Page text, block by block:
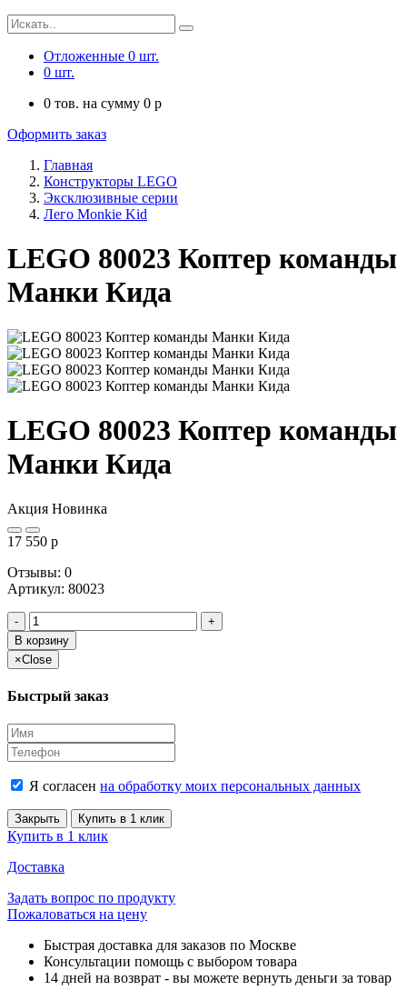
Отложенные 0 шт.
0 шт.
0 тов. на сумму 0 p
Оформить заказ
Главная
Конструкторы LEGO
Эксклюзивные серии
Лего Monkie Kid
LEGO 80023 Коптер команды
Манки Кида
LEGO 80023 Коптер команды
Манки Кида
Акция Новинка
17 550 p
Отзывы: 0
Артикул: 80023
-
+
В корзину
×Close
Быстрый заказ
Я согласен на обработку моих персональных данных
Закрыть Купить в 1 клик
Купить в 1 клик
Доставка
Задать вопрос по продукту
Пожаловаться на цену
Быстрая доставка для заказов по Москве
Консультации помощь с выбором товара
14 дней на возврат - вы можете вернуть деньги за товар